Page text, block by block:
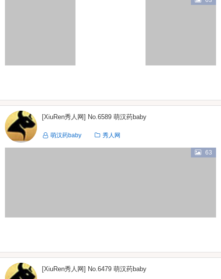
[XiuRen秀人网] No.6589 萌汉药baby
萌汉药baby 秀人网
63
[XiuRen秀人网] No.6479 萌汉药baby